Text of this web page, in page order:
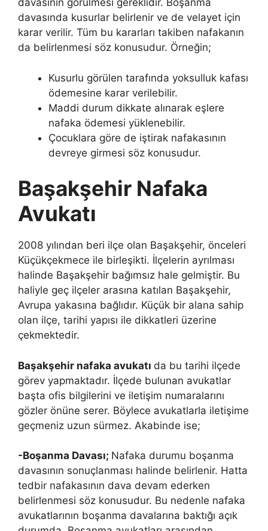
davasının görülmesi gereklidir. Boşanma
davasında kusurlar belirlenir ve de velayet için
karar verilir. Tüm bu kararları takiben nafakanın
da belirlenmesi söz konusudur. Örneğin;
Kusurlu görülen tarafında yoksulluk kafası
ödemesine karar verilebilir.
Maddi durum dikkate alınarak eşlere
nafaka ödemesi yüklenebilir.
Çocuklara göre de iştirak nafakasının
devreye girmesi söz konusudur.
Başakşehir Nafaka
Avukatı
2008 yılından beri ilçe olan Başakşehir, önceleri
Küçükçekmece ile birleşikti. İlçelerin ayrılması
halinde Başakşehir bağımsız hale gelmiştir. Bu
haliyle geç ilçeler arasına katılan Başakşehir,
Avrupa yakasına bağlıdır. Küçük bir alana sahip
olan ilçe, tarihi yapısı ile dikkatleri üzerine
çekmektedir.
Başakşehir nafaka avukatı da bu tarihi ilçede
görev yapmaktadır. İlçede bulunan avukatlar
başta ofis bilgilerini ve iletişim numaralarını
gözler önüne serer. Böylece avukatlarla iletişime
geçmeniz uzun sürmez. Akabinde ise;
-Boşanma Davası; Nafaka durumu boşanma
davasının sonuçlanması halinde belirlenir. Hatta
tedbir nafakasının dava devam ederken
belirlenmesi söz konusudur. Bu nedenle nafaka
avukatlarının boşanma davalarına baktığı açık